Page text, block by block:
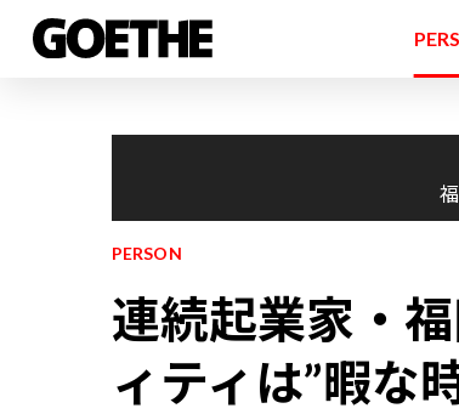
PERSON
連続起業家・
ィティは”暇な